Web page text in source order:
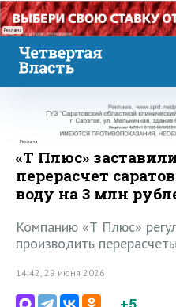
Реклама
Реклама
«Т Плюс»
перерасчет
воду на 3 млн
Компанию «Т Плюс»
производить
14:42, 29 июня 2026